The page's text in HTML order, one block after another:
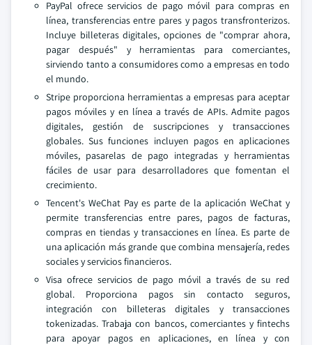
PayPal ofrece servicios de pago móvil para compras en
línea, transferencias entre pares y pagos transfronterizos.
Incluye billeteras digitales, opciones de "comprar ahora,
pagar después" y herramientas para comerciantes,
sirviendo tanto a consumidores como a empresas en todo
el mundo.
Stripe proporciona herramientas a empresas para aceptar
pagos móviles y en línea a través de APIs. Admite pagos
digitales, gestión de suscripciones y transacciones
globales. Sus funciones incluyen pagos en aplicaciones
móviles, pasarelas de pago integradas y herramientas
fáciles de usar para desarrolladores que fomentan el
crecimiento.
Tencent's WeChat Pay es parte de la aplicación WeChat y
permite transferencias entre pares, pagos de facturas,
compras en tiendas y transacciones en línea. Es parte de
una aplicación más grande que combina mensajería, redes
sociales y servicios financieros.
Visa ofrece servicios de pago móvil a través de su red
global. Proporciona pagos sin contacto seguros,
integración con billeteras digitales y transacciones
tokenizadas. Trabaja con bancos, comerciantes y fintechs
para apoyar pagos en aplicaciones, en línea y con